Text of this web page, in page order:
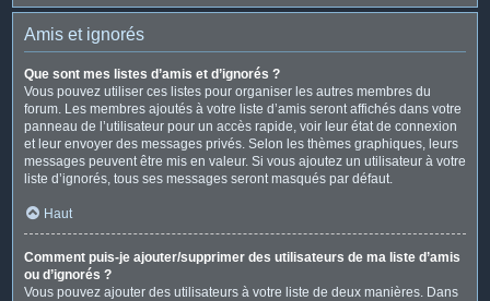
Amis et ignorés
Que sont mes listes d’amis et d’ignorés ?
Vous pouvez utiliser ces listes pour organiser les autres membres du
forum. Les membres ajoutés à votre liste d’amis seront affichés dans votre
panneau de l’utilisateur pour un accès rapide, voir leur état de connexion
et leur envoyer des messages privés. Selon les thèmes graphiques, leurs
messages peuvent être mis en valeur. Si vous ajoutez un utilisateur à votre
liste d’ignorés, tous ses messages seront masqués par défaut.
Haut
Comment puis-je ajouter/supprimer des utilisateurs de ma liste d’amis
ou d’ignorés ?
Vous pouvez ajouter des utilisateurs à votre liste de deux manières. Dans